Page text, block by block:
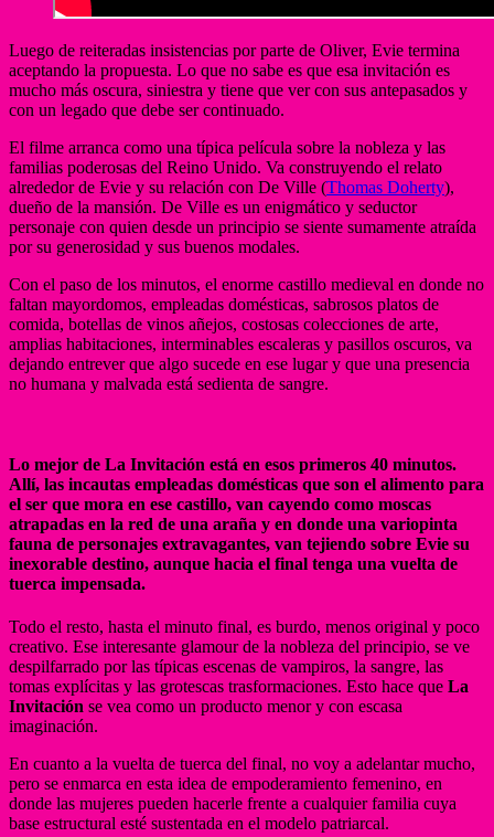
Luego de reiteradas insistencias por parte de Oliver, Evie termina
aceptando la propuesta. Lo que no sabe es que esa invitación es
mucho más oscura, siniestra y tiene que ver con sus antepasados y
con un legado que debe ser continuado.
El filme arranca como una típica película sobre la nobleza y las
familias poderosas del Reino Unido. Va construyendo el relato
alrededor de Evie y su relación con De Ville (Thomas Doherty),
dueño de la mansión. De Ville es un enigmático y seductor
personaje con quien desde un principio se siente sumamente atraída
por su generosidad y sus buenos modales.
Con el paso de los minutos, el enorme castillo medieval en donde no
faltan mayordomos, empleadas domésticas, sabrosos platos de
comida, botellas de vinos añejos, costosas colecciones de arte,
amplias habitaciones, interminables escaleras y pasillos oscuros, va
dejando entrever que algo sucede en ese lugar y que una presencia
no humana y malvada está sedienta de sangre.
Lo mejor de La Invitación está en esos primeros 40 minutos.
Allí, las incautas empleadas domésticas que son el alimento para
el ser que mora en ese castillo, van cayendo como moscas
atrapadas en la red de una araña y en donde una variopinta
fauna de personajes extravagantes, van tejiendo sobre Evie su
inexorable destino, aunque hacia el final tenga una vuelta de
tuerca impensada.
Todo el resto, hasta el minuto final, es burdo, menos original y poco
creativo. Ese interesante glamour de la nobleza del principio, se ve
despilfarrado por las típicas escenas de vampiros, la sangre, las
tomas explícitas y las grotescas trasformaciones. Esto hace que La
Invitación se vea como un producto menor y con escasa
imaginación.
En cuanto a la vuelta de tuerca del final, no voy a adelantar mucho,
pero se enmarca en esta idea de empoderamiento femenino, en
donde las mujeres pueden hacerle frente a cualquier familia cuya
base estructural esté sustentada en el modelo patriarcal.